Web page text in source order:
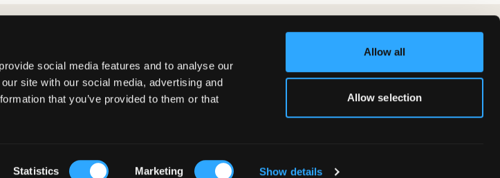
social media features and to analyse our
site with our social media, advertising and
that you’ve provided to them or that
Statistics Marketing Show details
Allow all
Allow selection
2026 Kids Brand Store AB